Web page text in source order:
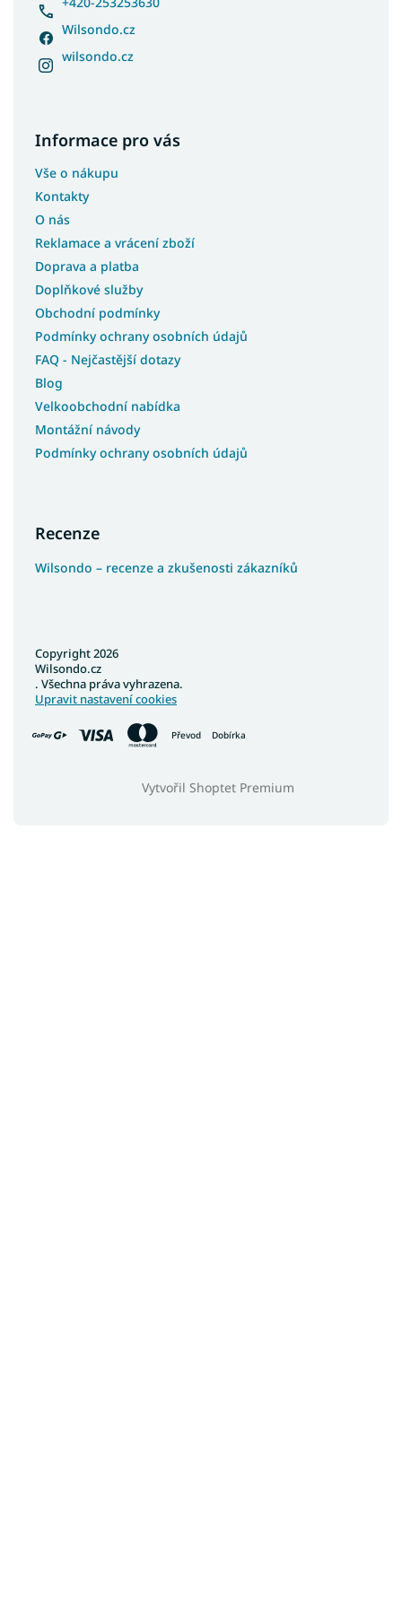
Wilsondo.cz
wilsondo.cz
Informace pro vás
Vše o nákupu
Kontakty
O nás
Reklamace a vrácení zboží
Doprava a platba
Doplňkové služby
Obchodní podmínky
Podmínky ochrany osobních údajů
FAQ - Nejčastější dotazy
Blog
Velkoobchodní nabídka
Montážní návody
Podmínky ochrany osobních údajů
Recenze
Wilsondo – recenze a zkušenosti zákazníků
Převod Dobírka
Vytvořil Shoptet Premium
Copyright 2026
Wilsondo.cz
. Všechna práva vyhrazena.
Upravit nastavení cookies